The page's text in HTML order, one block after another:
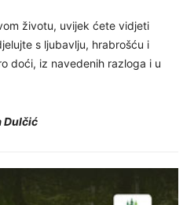
životu, uvijek ćete vidjeti
s ljubavlju, hrabrošću i
doći, iz navedenih razloga i u
Dulčić